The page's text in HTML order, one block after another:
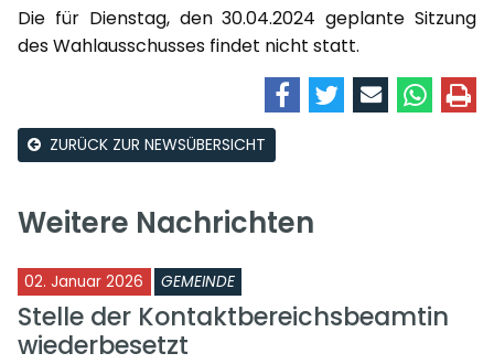
Die für Dienstag, den 30.04.2024 geplante Sitzung
des Wahlausschusses findet nicht statt.
ZURÜCK ZUR NEWSÜBERSICHT
Weitere Nachrichten
02. Januar 2026 GEMEINDE
Stelle der Kontaktbereichsbeamtin
wiederbesetzt